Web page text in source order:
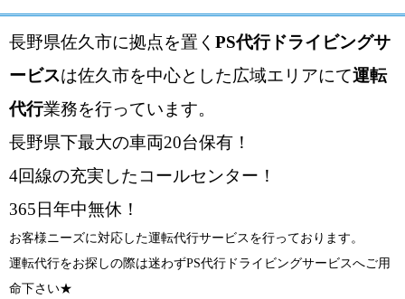
長野県佐久市に拠点を置く PS代行ドライビングサ
ービスは佐久市を中心とした広域エリアにて運転
代行業務を行っています。
長野県下最大の車両20台保有！
4回線の充実したコールセンター！
365日年中無休！
お客様ニーズに対応した運転代行サービスを行っております。
運転代行をお探しの際は迷わずPS代行ドライビングサービスへご用
命下さい★